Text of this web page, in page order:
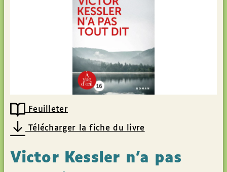
Feuilleter
Télécharger la fiche du livre
Victor Kessler n’a pas